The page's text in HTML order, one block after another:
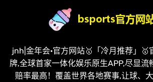
jnh|金年会·官方网站🥇「冷月推荐」🥇
牌,全球首家一体化娱乐原生APP,尽显流
赔率最高！覆盖世界各地赛事,让球、